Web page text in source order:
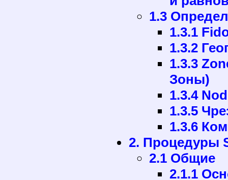
1.3
1.3.1
1.3.2
1.3.3
Зоны)
1.3.4
1.3.5
1.3.6
2. Процедуры
2.1 Общие
2.1.1